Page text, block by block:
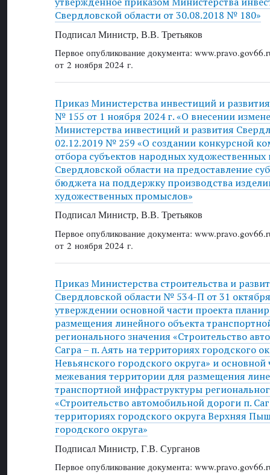
Свердловской области от 30.08.2018 № 180»
Подписал Министр, В.В. Третьяков
Первое опубликование документа:
от 2 ноября 2024 г.
Приказ Министерства инвестиций и
№ 155 от 1 ноября 2024 г. «О внесении
Министерства инвестиций и развития
02.12.2019 № 259 «О создании конкурсной
отбора субъектов народных
Свердловской области на предоставление
бюджета на поддержку производства
художественных промыслов»
Подписал Министр, В.В. Третьяков
Первое опубликование документа:
от 2 ноября 2024 г.
Приказ Министерства строительства и
Свердловской области № 534-П от 31
утверждении основной части проекта
размещения линейного объекта
регионального значения «Строительство
Сагра – п. Аять на территориях городского
Невьянского городского округа» и основной
межевания территории для размещения
транспортной инфраструктуры
«Строительство автомобильной дороги п.
территориях городского округа Верхняя
городского округа»
Подписал Министр, Г.В. Сурганов
Первое опубликование документа: